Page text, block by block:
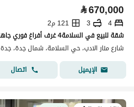
⃁670,000
4
3
121 م2
شقة للبيع في السلامة4 غرف أفراغ فوري جاهزة للسكن
شارع منار الادب، حي السلامة، شمال جدة، جدة
الإيميل
اتصال